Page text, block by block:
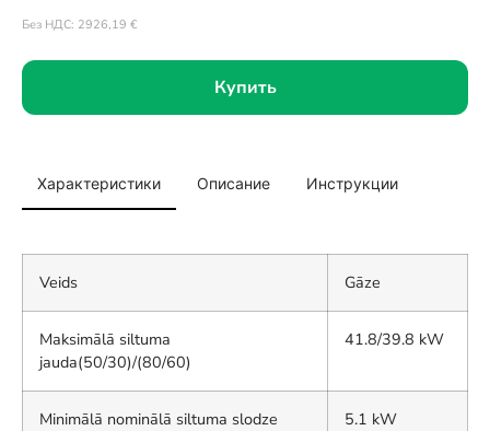
Без НДС: 2926,19 €
Купить
Характеристики Описание Инструкции
Veids Gāze
Maksimālā siltuma
jauda(50/30)/(80/60)
41.8/39.8 kW
Minimālā nominālā siltuma slodze 5.1 kW